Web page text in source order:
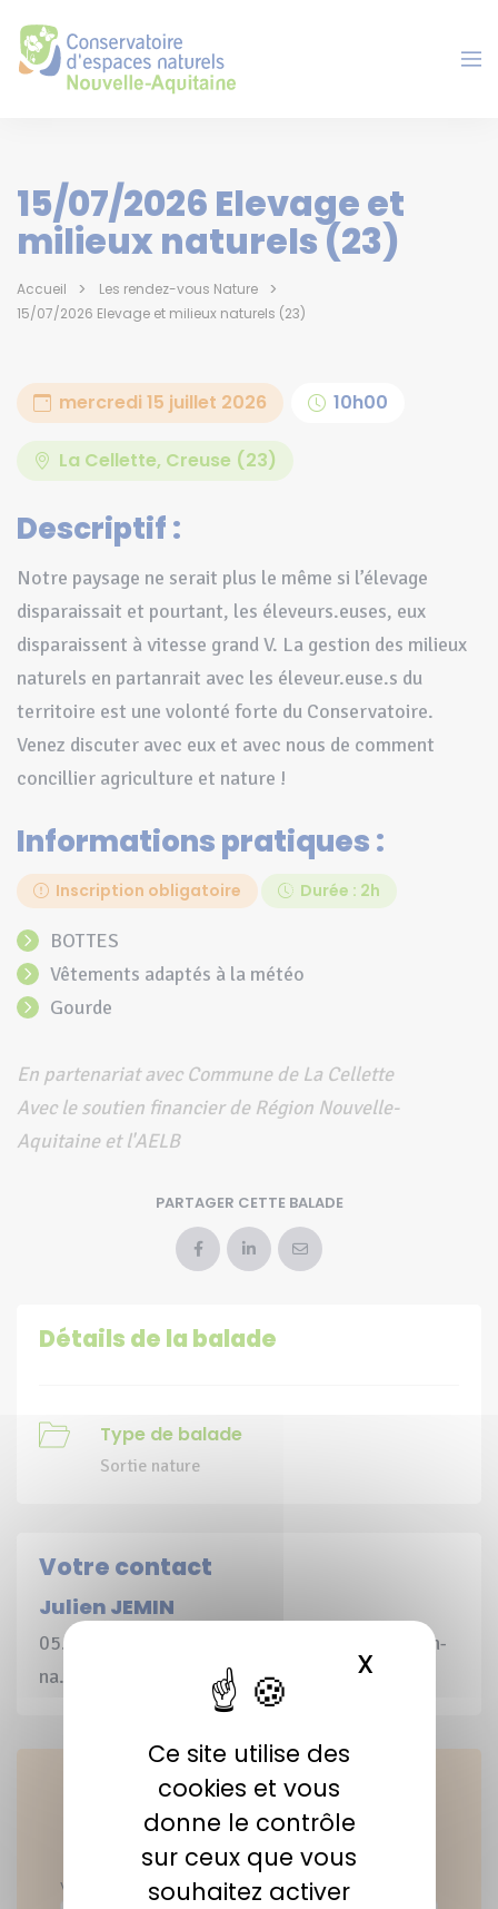
Ce site utilise des
cookies et vous
donne le contrôle
sur ceux que vous
souhaitez activer
X
15/07/2026 Elevage et
milieux naturels (23)
Accueil
Les rendez-vous Nature
15/07/2026 Elevage et milieux naturels (23)
mercredi 15 juillet 2026 10h00
La Cellette, Creuse (23)
Descriptif :
Notre paysage ne serait plus le même si l’élevage
disparaissait et pourtant, les éleveurs.euses, eux
disparaissent à vitesse grand V. La gestion des milieux
naturels en partanrait avec les éleveur.euse.s du
territoire est une volonté forte du Conservatoire.
Venez discuter avec eux et avec nous de comment
concillier agriculture et nature !
Informations pratiques :
Inscription obligatoire Durée : 2h
BOTTES
vêtements adaptés à la météo
gourde
En partenariat avec Commune de La Cellette
Avec le soutien financier de Région Nouvelle-
Aquitaine et l'AELB
PARTAGER CETTE BALADE
Détails de la balade
Type de balade
Sortie nature
Votre contact
Julien JEMIN
05.55.89.14.89 / 07.67.53.86.10 /j.jemin@cen-
na.org
Possibilité de
s'inscrire en ligne
Votre nom*